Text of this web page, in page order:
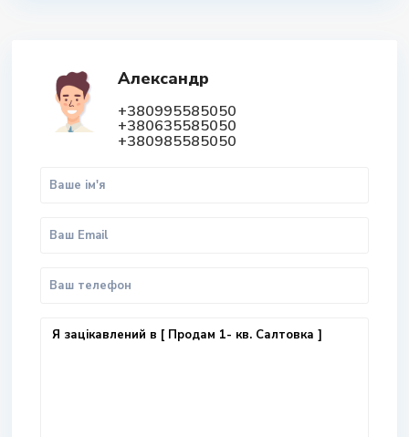
Александр
+380995585050
+380635585050
+380985585050